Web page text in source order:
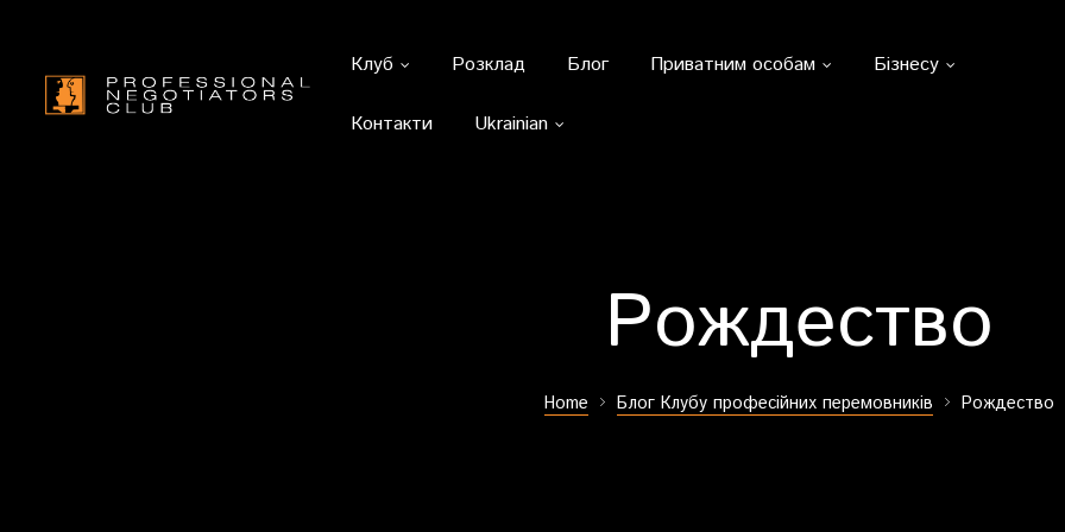
Клуб Розклад Блог Приватним особам Бізнесу
Контакти Ukrainian
Рождество
Home Блог Клубу професійних перемовників Рождество